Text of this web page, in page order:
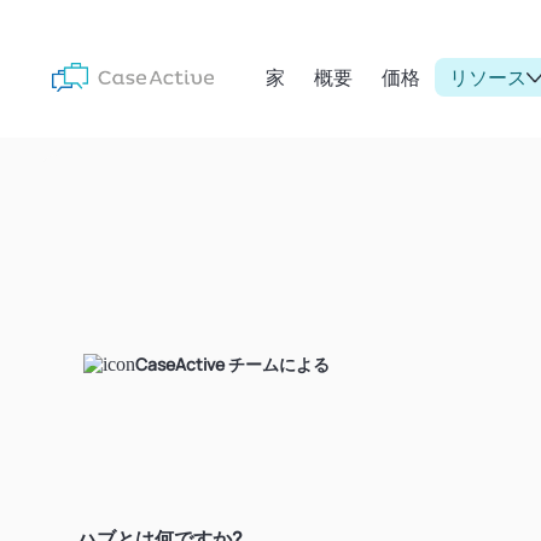
家 概要 価格 リソース
CaseActive チームによる